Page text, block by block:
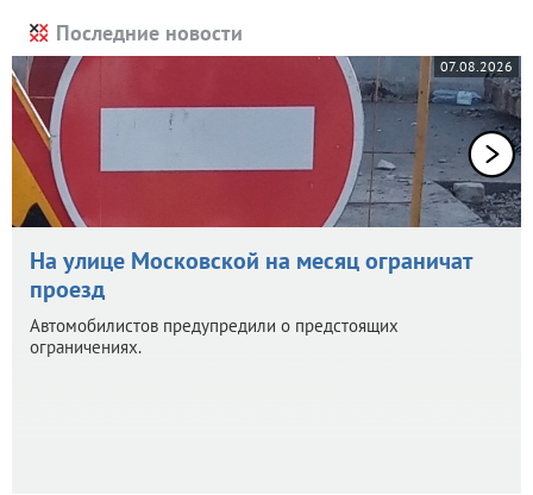
Последние новости
07.08.2026
На улице Московской на месяц ограничат
проезд
Автомобилистов предупредили о предстоящих
ограничениях.